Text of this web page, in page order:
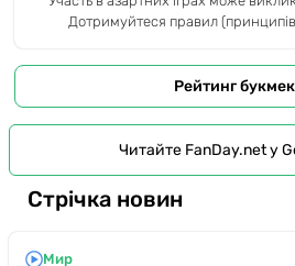
Дотримуйтеся правил (принципів)
Рейтинг
Читайте FanDay.net у
Стрічка новин
Мир